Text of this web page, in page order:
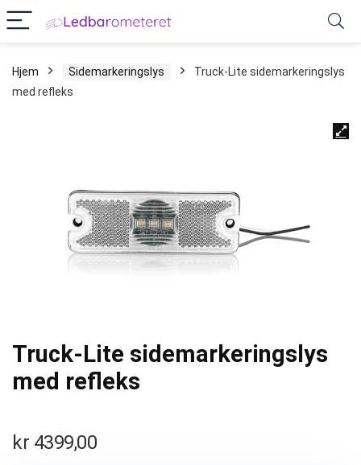
Hjem Sidemarkeringslys
Truck-Lite sidemarkeringslys
med refleks
Truck-Lite sidemarkeringslys
med refleks
kr 4399,00